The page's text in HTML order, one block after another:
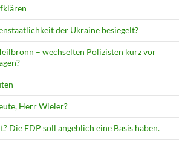
der Ukraine besiegelt?
– wechselten Polizisten kurz vor
Herr Wieler?
Die FDP soll angeblich eine Basis haben.